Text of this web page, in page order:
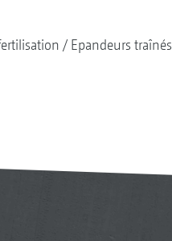
Epandeurs traînés